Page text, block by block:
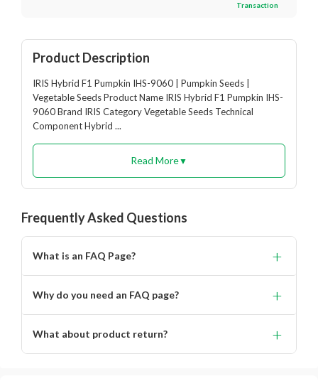
Transaction
Product Description
IRIS Hybrid F1 Pumpkin IHS-9060 | Pumpkin Seeds |
Vegetable Seeds Product Name IRIS Hybrid F1 Pumpkin IHS-
9060 Brand IRIS Category Vegetable Seeds Technical
Component Hybrid ...
Read More▼
Frequently Asked Questions
What is an FAQ Page? +
Why do you need an FAQ page? +
What about product return? +